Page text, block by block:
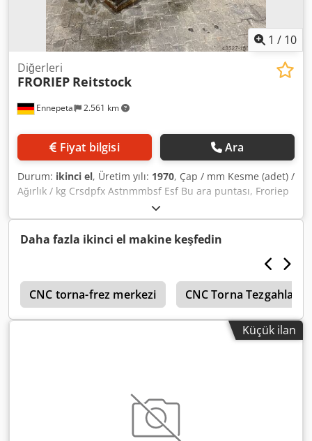
1 / 10
Ennepetal 2.561 km
Diğerleri
FRORIEP Reitstock
Fiyat bilgisi Ara
Durum: ikinci el, Üretim yılı: 1970, Çap / mm Kesme (adet) /
Ağırlık / kg Crsdpfx Astnmmbsf Esf Bu ara puntası, Froriep
D1.050x10.000 krank mili torna tezgahından sökülmüştür.
Tek olarak satılmaktadır ve farklı amaçlar için kullanılabilir,
örneğin yardımcı mil veya başka uygulamalar için. Punta
Daha fazla ikinci el makine keşfedin
CNC torna-frez merkezi CNC Torna Tezgahları
Küçük ilan